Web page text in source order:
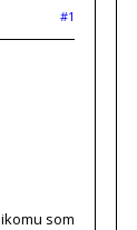
#1
som